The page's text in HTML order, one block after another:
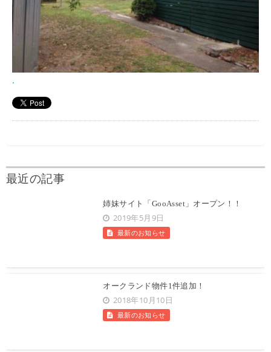
.
最近の記事
姉妹サイト「GooAsset」オープン！！
2019年5月9日
最新のお知らせ
オークランド物件1件追加！
2018年10月10日
最新のお知らせ